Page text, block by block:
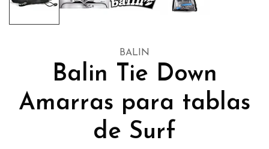
BALIN
Balin Tie Down
Amarras para tablas
de Surf